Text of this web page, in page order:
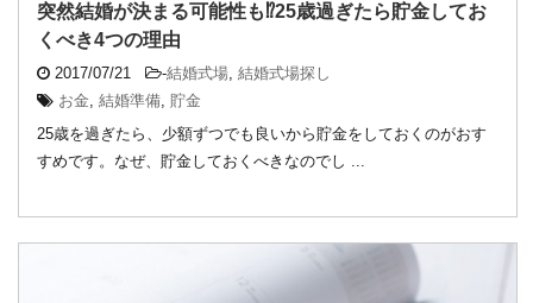
突然結婚が決まる可能性も⁉︎25歳過ぎたら貯金してお
くべき4つの理由
2017/07/21 -結婚式場, 結婚式場探し
お金, 結婚準備, 貯金
25歳を過ぎたら、少額ずつでも良いから貯金をしておくのがおす
すめです。なぜ、貯金しておくべきなのでし ...